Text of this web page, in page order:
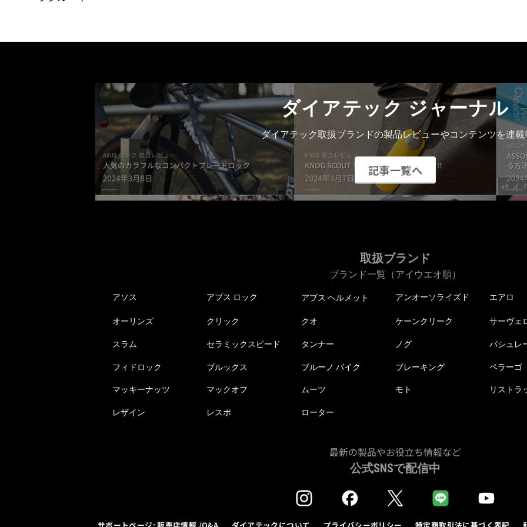
ダイアテック ジャーナル
ダイアテック取扱ブランドの製品レビューやコンテンツを連載
記事一覧へ
取扱ブランド
ブランド一覧（アイウエオ順）
アソス アブス ロック アブス ヘルメット アンオーソライズド エアロ
オーリンズ クリック クオ ケーンクリーク サーヴェ
スラム セラミックスピード タンナー ノグ パシュレ
フィドロック ブルックス ブルーノ バイク ブレーキング ペラーゴ
マッキーナッツ マックオフ ムーツ モト リストラ
レザイン レスポ ローター
最新の製品やお役立ち情報など
公式SNSで配信中